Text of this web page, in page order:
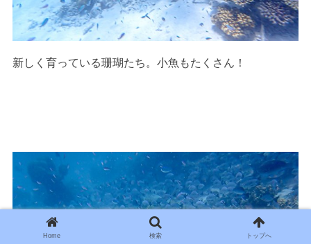
新しく育っている珊瑚たち。小魚もたくさん！
Home 検索 トップへ